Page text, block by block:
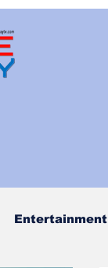
Entertainment